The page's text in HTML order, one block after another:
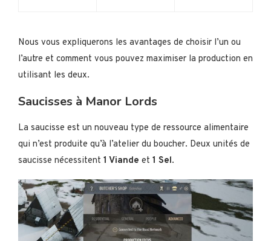
Nous vous expliquerons les avantages de choisir l’un ou
l’autre et comment vous pouvez maximiser la production en
utilisant les deux.
Saucisses à Manor Lords
La saucisse est un nouveau type de ressource alimentaire
qui n’est produite qu’à l’atelier du boucher. Deux unités de
saucisse nécessitent 1 Viande et 1 Sel.